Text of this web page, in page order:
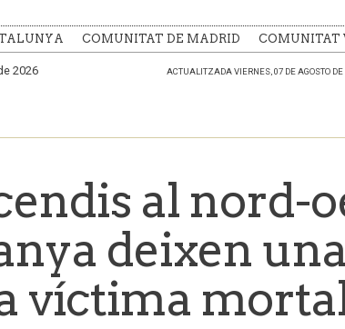
COMUNITAT DE MADRID COMUNITAT
2026 ACTUALITZADA VIERNES, 07 DE AGOSTO
al nord-
deixen una
víctima